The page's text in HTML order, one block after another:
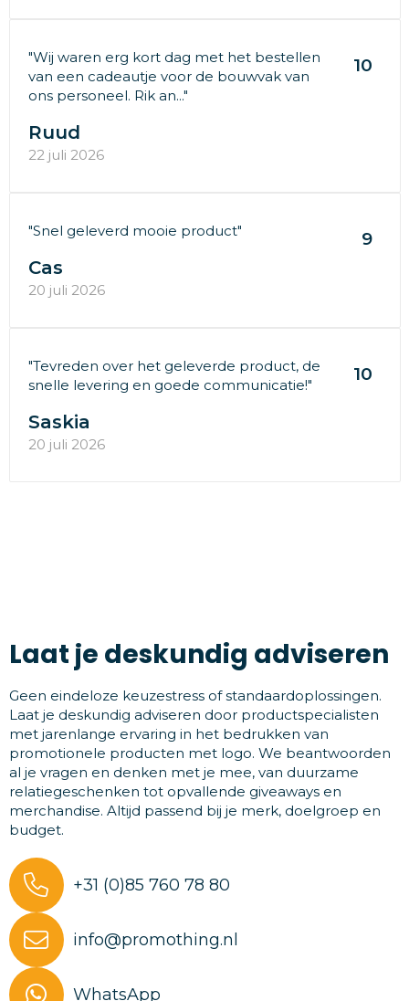
"Wij waren erg kort dag met het bestellen
van een cadeautje voor de bouwvak van
ons personeel. Rik an..."
10
Ruud
22 juli 2026
"Snel geleverd mooie product" 9
Cas
20 juli 2026
"Tevreden over het geleverde product, de
snelle levering en goede communicatie!"
10
Saskia
20 juli 2026
Laat je deskundig adviseren
Geen eindeloze keuzestress of standaardoplossingen.
Laat je deskundig adviseren door productspecialisten
met jarenlange ervaring in het bedrukken van
promotionele producten met logo. We beantwoorden
al je vragen en denken met je mee, van duurzame
relatiegeschenken tot opvallende giveaways en
merchandise. Altijd passend bij je merk, doelgroep en
budget.
+31 (0)85 760 78 80
info@promothing.nl
WhatsApp